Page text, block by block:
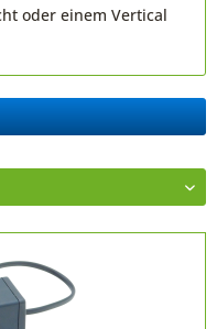
oder einem Vertical